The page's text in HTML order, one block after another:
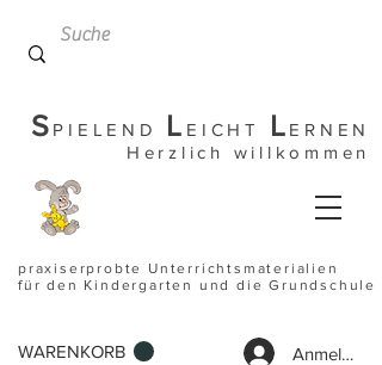
S PIELEND L EICHT L ERNEN
Herzlich willkommen
praxiserprobte Unterrichtsmaterialien
für den Kindergarten und die Grundschule
WARENKORB Anmelden